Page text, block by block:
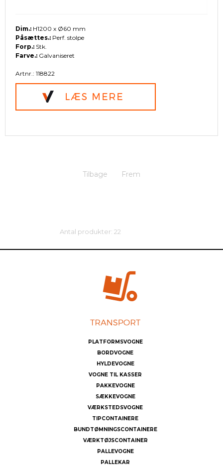
Dim.: H1200 x Ø60 mm
Påsættes.: Perf. stolpe
Forp.: Stk.
Farve.: Galvaniseret
Artnr.: 118822
Tilbage Frem
Antal produkter: 22
PLATFORMSVOGNE
BORDVOGNE
HYLDEVOGNE
VOGNE TIL KASSER
PAKKEVOGNE
SÆKKEVOGNE
VÆRKSTEDSVOGNE
TIPCONTAINERE
BUNDTØMNINGSCONTAINERE
VÆRKTØJSCONTAINER
PALLEVOGNE
PALLEKAR